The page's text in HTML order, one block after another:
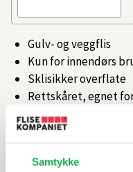
Samtykke
Gulv- og veggflis
Kun for innendørs
Sklisikker overflate
Rettskåret, egnet
Tilgjengelig i flere
Artikkelnr.101358287